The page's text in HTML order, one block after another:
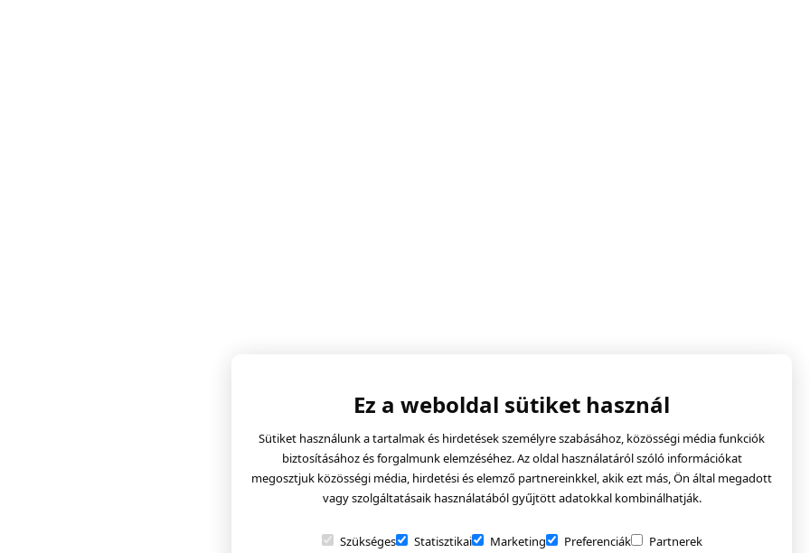
Ez a weboldal sütiket használ
Sütiket használunk a tartalmak és hirdetések személyre szabásához, közösségi média funkciók
biztosításához és forgalmunk elemzéséhez. Az oldal használatáról szóló információkat
megosztjuk közösségi média, hirdetési és elemző partnereinkkel, akik ezt más, Ön által megadott
vagy szolgáltatásaik használatából gyűjtött adatokkal kombinálhatják.
Szükséges Statisztikai Marketing Preferenciák Partnerek